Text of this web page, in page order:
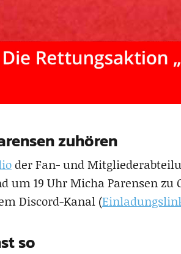
zuhören
der Fan- und
um 19 Uhr Micha Parensen
Discord-Kanal (
so